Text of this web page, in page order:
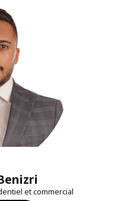
et commercial